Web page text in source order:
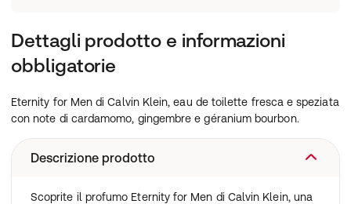
Dettagli prodotto e informazioni
obbligatorie
Eternity for Men di Calvin Klein, eau de toilette fresca e speziata
con note di cardamomo, gingembre e géranium bourbon.
Descrizione prodotto
Scoprite il profumo Eternity for Men di Calvin Klein, una